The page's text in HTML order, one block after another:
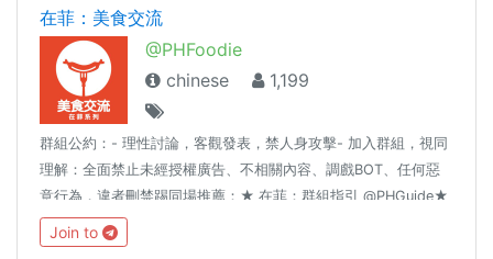
在菲：美食交流
@PHFoodie
chinese
1,199
群組公約：- 理性討論，客觀發表，禁人身攻擊- 加入群組，視同
理解：全面禁止未經授權廣告、不相關內容、調戲BOT、任何惡
意行為，違者刪禁踢同場推薦：★ 在菲：群組指引 @PHGuide★
在菲：生活頻道 @LifestyleInPH★ Foodie in the Philippines
https://sites.google.com/view/phfoodie
Join to